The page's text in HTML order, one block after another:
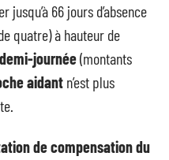
jusqu’à 66 jours d’absence
quatre) à hauteur de
journée(montants
aidant n’est plus
de compensation du